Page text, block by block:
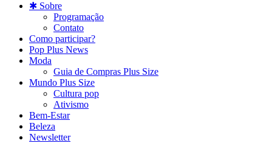
✱ Sobre
Programação
Contato
Como participar?
Pop Plus News
Moda
Guia de Compras Plus Size
Mundo Plus Size
Cultura pop
Ativismo
Bem-Estar
Beleza
Newsletter